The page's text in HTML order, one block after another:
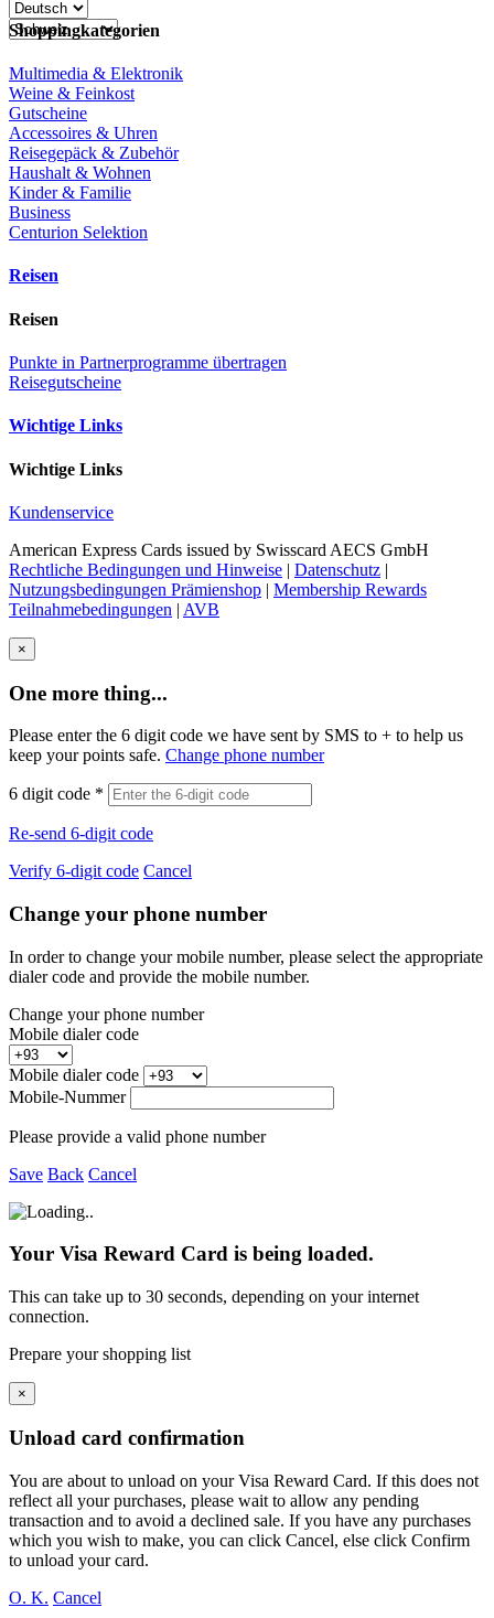
Shoppingkategorien
Multimedia & Elektronik
Weine & Feinkost
Gutscheine
Accessoires & Uhren
Reisegepäck & Zubehör
Haushalt & Wohnen
Kinder & Familie
Business
Centurion Selektion
Reisen
Reisen
Punkte in Partnerprogramme übertragen
Reisegutscheine
Wichtige Links
Wichtige Links
Kundenservice
American Express Cards issued by Swisscard AECS GmbH
Rechtliche Bedingungen und Hinweise | Datenschutz |
Nutzungsbedingungen Prämienshop | Membership Rewards
Teilnahmebedingungen | AVB
×
One more thing...
Please enter the 6 digit code we have sent by SMS to + to help us
keep your points safe. Change phone number
6 digit code *
Re-send 6-digit code
Verify 6-digit code Cancel
Change your phone number
In order to change your mobile number, please select the appropriate
dialer code and provide the mobile number.
Change your phone number
Mobile dialer code
Mobile dialer code
Mobile-Nummer
Please provide a valid phone number
Save Back Cancel
Your Visa Reward Card is being loaded.
This can take up to 30 seconds, depending on your internet
connection.
Prepare your shopping list
×
Unload card confirmation
You are about to unload on yourVisa Reward Card. If this does not
reflect all your purchases, please wait to allow any pending
transaction and to avoid a declined sale. If you have any purchases
which you wish to make, you can click Cancel, else click Confirm
to unload your card.
O. K. Cancel